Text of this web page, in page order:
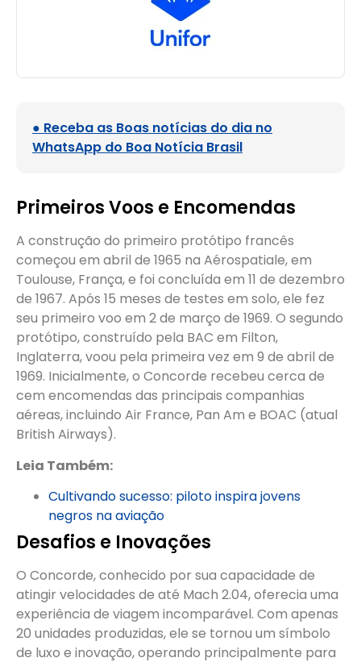
● Receba as Boas notícias do dia no
WhatsApp do Boa Notícia Brasil
Primeiros Voos e Encomendas
A construção do primeiro protótipo francês
começou em abril de 1965 na Aérospatiale, em
Toulouse, França, e foi concluída em 11 de dezembro
de 1967. Após 15 meses de testes em solo, ele fez
seu primeiro voo em 2 de março de 1969. O segundo
protótipo, construído pela BAC em Filton,
Inglaterra, voou pela primeira vez em 9 de abril de
1969. Inicialmente, o Concorde recebeu cerca de
cem encomendas das principais companhias
aéreas, incluindo Air France, Pan Am e BOAC (atual
British Airways)​.
Leia Também:
Cultivando sucesso: piloto inspira jovens
negros na aviação
Desafios e Inovações
O Concorde, conhecido por sua capacidade de
atingir velocidades de até Mach 2.04, oferecia uma
experiência de viagem incomparável. Com apenas
20 unidades produzidas, ele se tornou um símbolo
de luxo e inovação, operando principalmente para